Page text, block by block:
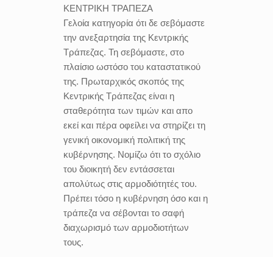
ΚΕΝΤΡΙΚΗ ΤΡΑΠΕΖΑ
Γελοία κατηγορία ότι δε σεβόμαστε
την ανεξαρτησία της Κεντρικής
Τράπεζας. Τη σεβόμαστε, στο
πλαίσιο ωστόσο του καταστατικού
της. Πρωταρχικός σκοπός της
Κεντρικής Τράπεζας είναι η
σταθερότητα των τιμών και απο
εκεί και πέρα οφείλει να στηρίζει τη
γενική οικονομική πολιτική της
κυβέρνησης. Νομίζω ότι το σχόλιο
του διοικητή δεν εντάσσεται
απολύτως στις αρμοδιότητές του.
Πρέπει τόσο η κυβέρνηση όσο και η
τράπεζα να σέβονται το σαφή
διαχωρισμό των αρμοδιοτήτων
τους.